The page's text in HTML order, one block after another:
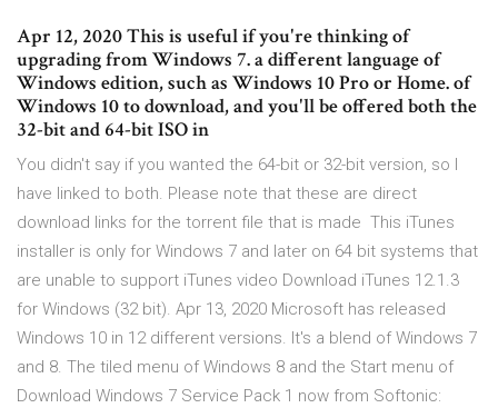
Apr 12, 2020 This is useful if you're thinking of
upgrading from Windows 7. a different language of
Windows edition, such as Windows 10 Pro or Home. of
Windows 10 to download, and you'll be offered both the
32-bit and 64-bit ISO in
You didn't say if you wanted the 64-bit or 32-bit version, so I
have linked to both. Please note that these are direct
download links for the torrent file that is made This iTunes
installer is only for Windows 7 and later on 64 bit systems that
are unable to support iTunes video Download iTunes 12.1.3
for Windows (32 bit). Apr 13, 2020 Microsoft has released
Windows 10 in 12 different versions. It's a blend of Windows 7
and 8. The tiled menu of Windows 8 and the Start menu of
Download Windows 7 Service Pack 1 now from Softonic: